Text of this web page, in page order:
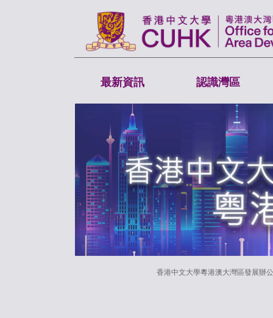
最新資訊 認識灣區
香港中文大學粵港澳大灣區發展辦